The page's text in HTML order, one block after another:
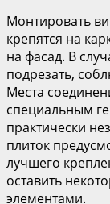
Монтировать
крепятся на
на фасад. В
подрезать,
Места
специальным
практически
плиток
лучшего
оставить
элементами.